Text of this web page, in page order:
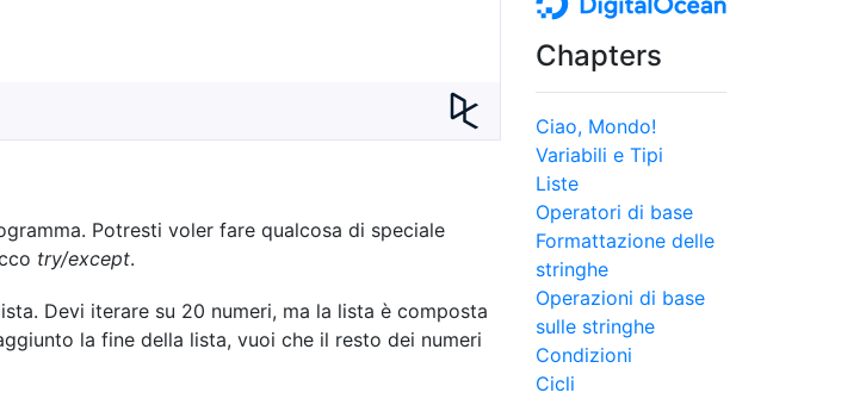
Potresti voler fare qualcosa di speciale
try/except.
Devi iterare su 20 numeri, ma la lista è composta
la fine della lista, vuoi che il resto dei numeri
Chapters
Ciao, Mondo!
Variabili e Tipi
Liste
Operatori di base
Formattazione delle
stringhe
Operazioni di base
sulle stringhe
Condizioni
Cicli